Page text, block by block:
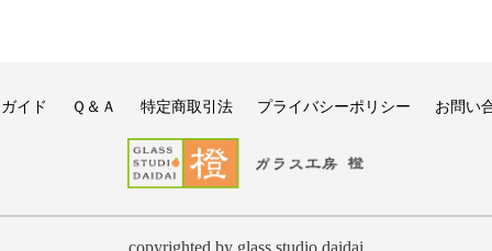
イド Ｑ＆Ａ 特定商取引法 プライバシーポリシー お問い